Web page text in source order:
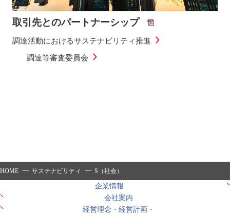
取引先とのパートナーシップ
調達活動におけるサステナビリティ推進
調達等審査委員会
HOME サステナビリティ S（社会）
企業情報
会社案内
経営理念・経営計画・